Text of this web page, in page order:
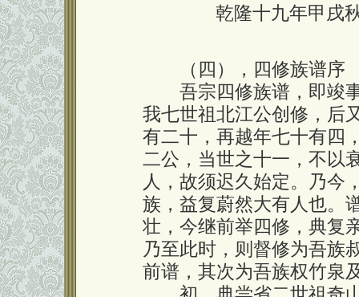
乾隆十九年甲
（四），四修族谱序
吾宗四修族谱，即竣事
我七世祖北江公创修，后
有二十，再越年七十有四
二公，当世之十一，不以
人，故须迟久始定。乃今
族，益复蔚然大有人也。
壮，今继前举四修，典复
乃至此时，则督修为吾族
前谱，其次为吾族权竹泉